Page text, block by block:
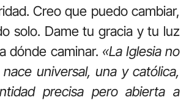
Creo que puedo cambiar,
solo. Dame tu gracia y tu luz
dónde caminar. «La Iglesia no
universal, una y católica,
precisa pero abierta a